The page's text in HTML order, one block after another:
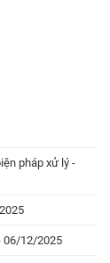
pháp xử lý -
06/12/2025